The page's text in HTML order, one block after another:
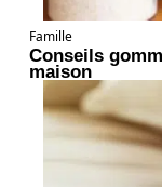
Famille
Conseils
maison